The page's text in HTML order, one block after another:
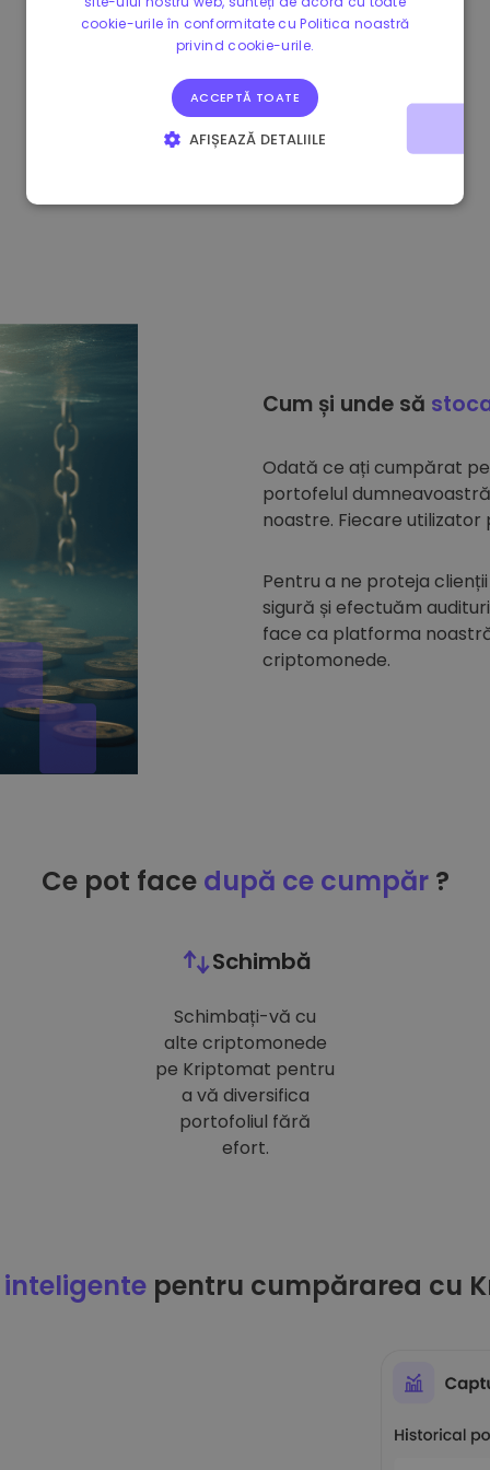
Cum și unde să
Odată ce ați cumpărat pe
portofelul
noastre. Fiecare
Pentru a ne proteja
sigură și efectuăm
face ca platforma
criptomonede.
Ce pot face după ce cumpăr?
Schimbă
Schimbați-vă cu
alte criptomonede
pe Kriptomat pentru
a vă diversifica
portofoliul fără
efort.
pentru cumpărarea cu
cookie-urile în conformitate cu Politica noastră
privind cookie-urile.
ACCEPTĂ TOATE
AFIȘEAZĂ DETALIILE